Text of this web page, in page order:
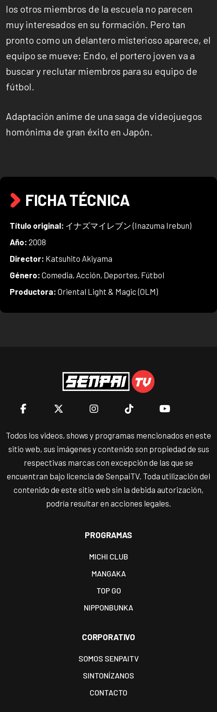
los otros miembros de la escuela no parecen
muy interesados en su formación. Pero tan
pronto como un delantero misterioso aparece, el
equipo se mueve; Endo, el portero joven va a
buscar y reclutar miembros para su equipo de
fútbol.
Adaptación anime de una saga de videojuegos
homónima de gran éxito en Japón.
FICHA TÉCNICA
Título original: イナズマイレブン (Inazuma Irebun)
Año: 2008
Director: Katsuhito Akiyama
Género: Comedia, Acción, Deportes, Fútbol
Productora: Oriental Light & Magic (OLM)
Todos los videos, shows y programas mencionados en este
sitio web, sus imágenes y contenido son propiedad de sus
respectivas marcas con excepción de las que se
encuentran bajo licencia de SenpaiTV. Toda utilización del
contenido de este sitio web sin la debida autorización,
podría resultar en acciones legales.
PROGRAMAS
MICHI CLUB
MANGAKA
TOP GO
NIPPONBUNKA
CORPORATIVO
SOMOS SENPAITV
SINTONÍZANOS
CONTACTO